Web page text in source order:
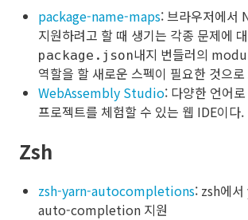
package-name-maps: 브라우저에서
지원하려고 할 때 생기는 각종 문제에
package.json내지 번들러의
역할을 할 새로운 스펙이 필요한 것으
WebAssembly Studio: 다양한 언어
프로젝트를 체험할 수 있는 웹 IDE이다.
Zsh
zsh-yarn-autocompletions: zsh에
auto-completion 지원